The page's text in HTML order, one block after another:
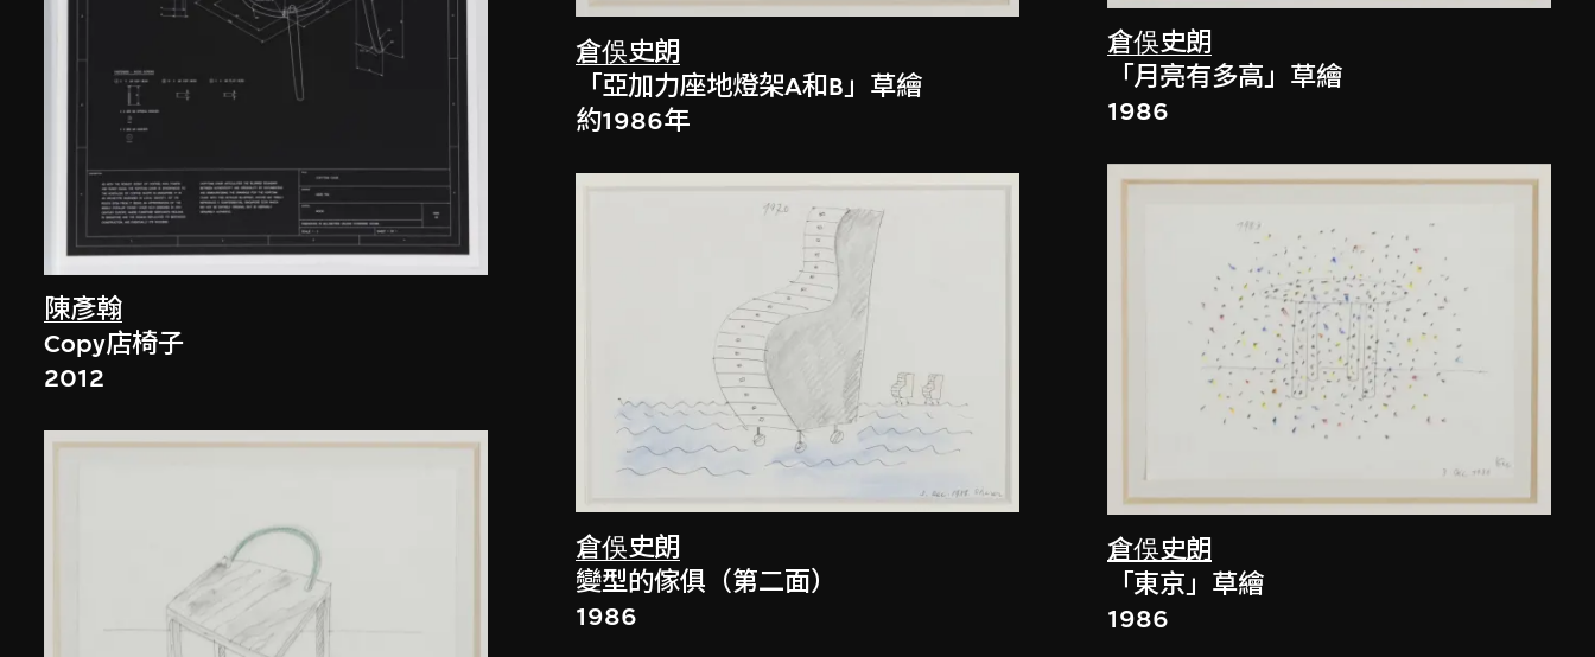
陳彥翰
Copy店椅子
2012
倉俁史朗
「亞加力座地燈架A和B」草繪
約1986年
倉俁史朗
變型的傢俱（第二面）
1986
倉俁史朗
「月亮有多高」草繪
1986
倉俁史朗
「東京」草繪
1986